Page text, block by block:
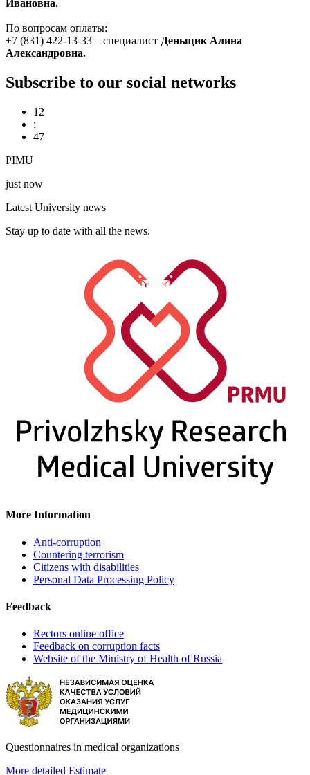
Ивановна.
По вопросам оплаты:
+7 (831) 422-13-33 – специалист Деньщик Алина
Александровна.
Subscribe to our social networks
12
:
47
PIMU
just now
Latest University news
Stay up to date with all the news.
More Information
Anti-corruption
Countering terrorism
Citizens with disabilities
Personal Data Processing Policy
Feedback
Rectors online office
Feedback on corruption facts
Website of the Ministry of Health of Russia
Questionnaires in medical organizations
More detailed Estimate